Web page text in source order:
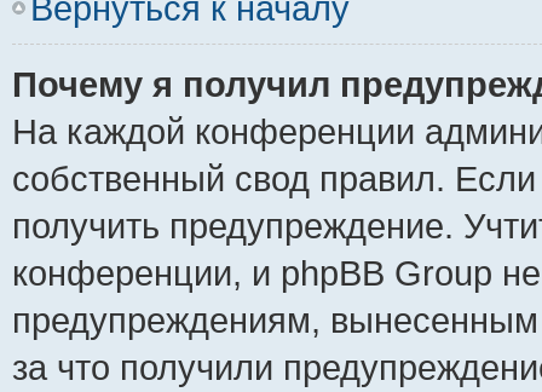
Почему я получил
На каждой конференции
собственный свод правил.
получить предупреждение.
конференции, и phpBB Group
предупреждениям,
за что получили